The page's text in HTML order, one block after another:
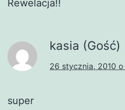
Rewelacja!!
kasia (Gość)
26 stycznia, 2010
super